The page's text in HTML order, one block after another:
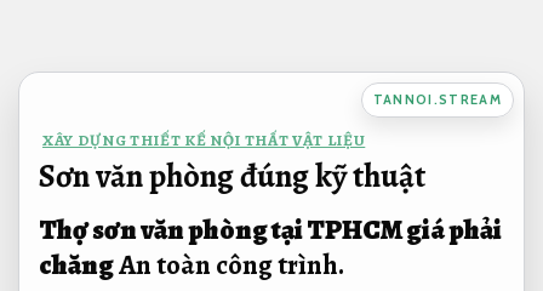
nội
TANNOI.STREAM
XÂY DỰNG THIẾT KẾ NỘI THẤT VẬT LIỆU
Sơn văn phòng đúng kỹ thuật
Thợ sơn văn phòng tại TPHCM giá phải
chăngAn toàn công trình.